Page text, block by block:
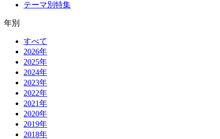
テーマ別特集
年別
すべて
2026年
2025年
2024年
2023年
2022年
2021年
2020年
2019年
2018年